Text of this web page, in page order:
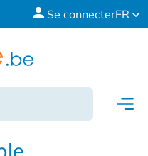
Se connecterFR